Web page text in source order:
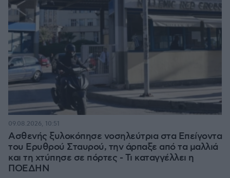
Ασθενής ξυλοκόπησε νοσηλεύτρια στα Επείγοντα
του Ερυθρού Σταυρού, την άρπαξε από τα μαλλιά
και τη χτύπησε σε πόρτες - Τι καταγγέλλει η
ΠΟΕΔΗΝ
09.08.2026, 10:51